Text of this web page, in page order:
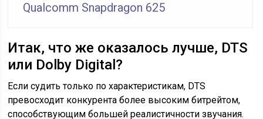
Qualcomm Snapdragon 625
Итак, что же оказалось лучше, DTS
или Dolby Digital?
Если судить только по характеристикам, DTS
превосходит конкурента более высоким битрейтом,
способствующим большей реалистичности звучания.